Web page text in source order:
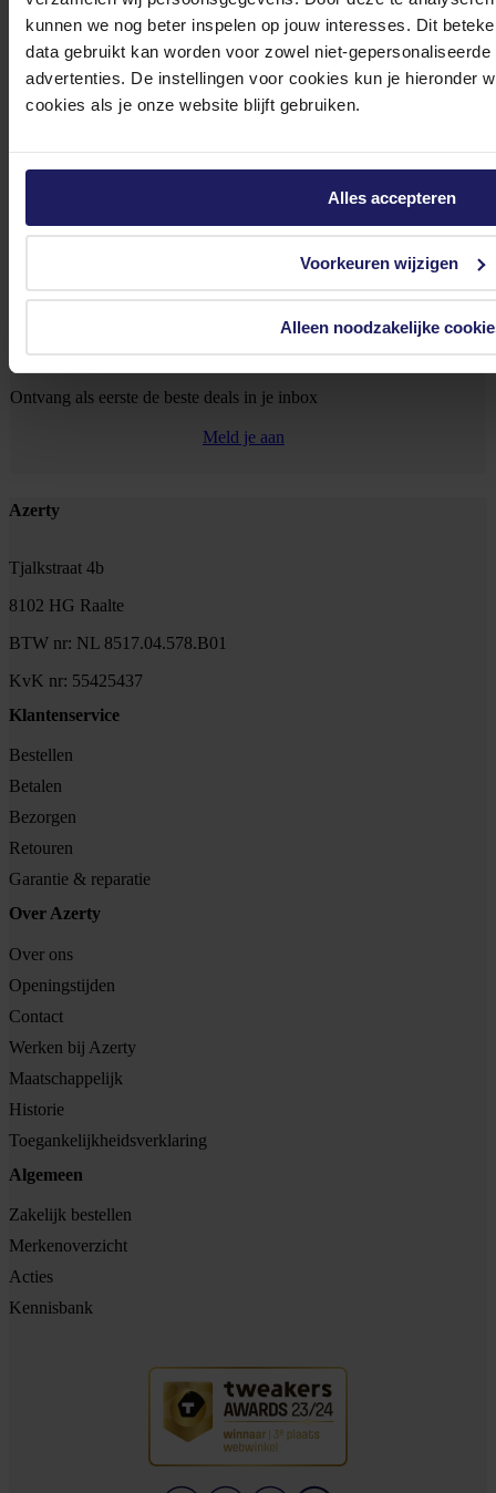
kunnen we nog beter inspelen op jouw interesses. Dit
data gebruikt kan worden voor zowel niet-
advertenties. De instellingen voor cookies kun je hieronder
cookies als je onze website blijft gebruiken.
Alles accepteren
Voorkeuren wijzigen
Alleen noodzakelijke
0572 328 120
Klantenservice@azerty.nl
Meld je aan voor onze nieuwsbrief!
Ontvang als eerste de beste deals in je inbox
Meld je aan
Footer
Azerty
Tjalkstraat 4b
8102 HG Raalte
BTW nr: NL 8517.04.578.B01
KvK nr: 55425437
Klantenservice
Bestellen
Betalen
Bezorgen
Retouren
Garantie & reparatie
Over Azerty
Over ons
Openingstijden
Contact
Werken bij Azerty
Maatschappelijk
Historie
Toegankelijkheidsverklaring
Algemeen
Zakelijk bestellen
Merkenoverzicht
Acties
Kennisbank